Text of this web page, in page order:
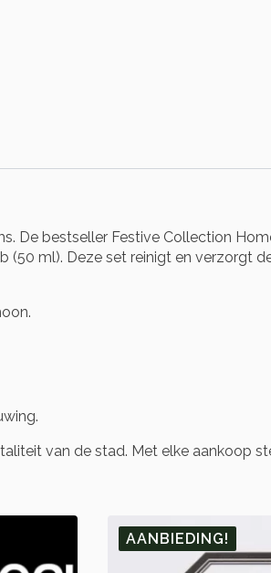
De bestseller Festive Collection
(50 ml). Deze set reinigt en verzorgt
van de stad. Met elke aankoop
AANBIEDING!